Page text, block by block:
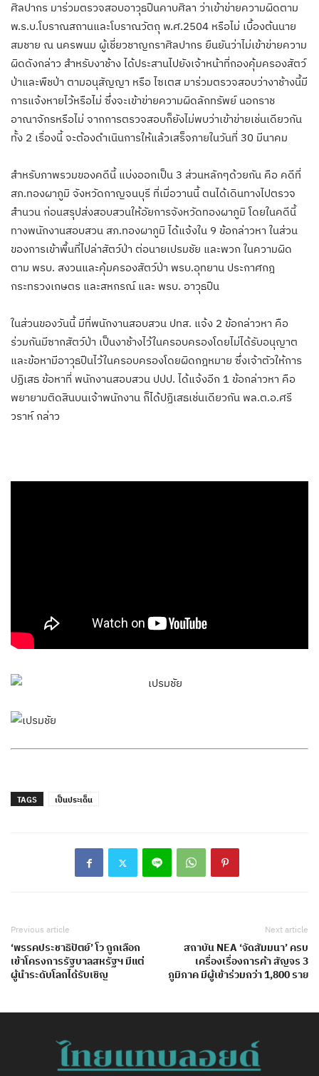
ศิลปากร มาร่วมตรวจสอบอาวุธปืนคาบศิลา ว่าเข้าข่ายความผิดตาม
พ.ร.บ.โบราณสถานและโบราณวัตถุ พ.ศ.2504 หรือไม่ เบื้องต้นนาย
สมชาย ณ นครพนม ผู้เชี่ยวชาญกราศิลปากร ยืนยันว่าไม่เข้าข่ายความ
ผิดดังกล่าว สำหรับงาช้าง ได้ประสานไปยังเจ้าหน้าที่กองคุ้มครองสัตว์
ป่าและพืชป่า ตามอนุสัญญา หรือ ไซเตส มาร่วมตรวจสอบว่างาช้างนี้มี
การแจ้งหายไว้หรือไม่ ซึ่งจะเข้าข่ายความผิดลักทรัพย์ นอกราช
อาณาจักรหรือไม่ จากการตรวจสอบก็ยังไม่พบว่าเข้าข่ายเช่นเดียวกัน
ทั้ง 2 เรื่องนี้ จะต้องดำเนินการให้แล้วเสร็จภายในวันที่ 30 มีนาคม
สำหรับภาพรวมของคดีนี้ แบ่งออกเป็น 3 ส่วนหลักๆด้วยกัน คือ คดีที่
สภ.ทองผาภูมิ จังหวัดกาญจนบุรี ที่เมื่อวานนี้ ตนได้เดินทางไปตรวจ
สำนวน ก่อนสรุปส่งสอบสวนให้อัยการจังหวัดทองผาภูมิ โดยในคดีนี้
ทางพนักงานสอบสวน สภ.ทองผาภูมิ ได้แจ้งใน 9 ข้อกล่าวหา ในส่วน
ของการเข้าพื้นที่ไปล่าสัตว์ป่า ต่อนายเปรมชัย และพวก ในความผิด
ตาม พรบ. สงวนและคุ้มครองสัตว์ป่า พรบ.อุทยาน ประกาศกฎ
กระทรวงเกษตร และสหกรณ์ และ พรบ. อาวุธปืน
ในส่วนของวันนี้ มีที่พนักงานสอบสวน ปทส. แจ้ง 2 ข้อกล่าวหา คือ
ร่วมกันมีซากสัตว์ป่า เป็นงาช้างไว้ในครอบครองโดยไม่ได้รับอนุญาต
และข้อหามีอาวุธปืนไว้ในครอบครองโดยผิดกฎหมาย ซึ่งเจ้าตัวให้การ
ปฏิเสธ ข้อหาที่ พนักงานสอบสวน ปปป. ได้แจ้งอีก 1 ข้อกล่าวหา คือ
พยายามติดสินบนเจ้าพนักงาน ก็ได้ปฏิเสธเช่นเดียวกัน พล.ต.อ.ศรี
วราห์ กล่าว
TAGS เป็นประเด็น
Previous article
‘พรรคประชาธิปัตย์’ โว ถูกเลือก
เข้าโครงการรัฐบาลสหรัฐฯ มีแต่
ผู้นำระดับโลกได้รับเชิญ
Next article
สถาบัน NEA ‘จัดสัมมนา’ ครบ
เครื่องเรื่องการค้า สัญจร 3
ภูมิภาค มีผู้เข้าร่วมกว่า 1,800 ราย